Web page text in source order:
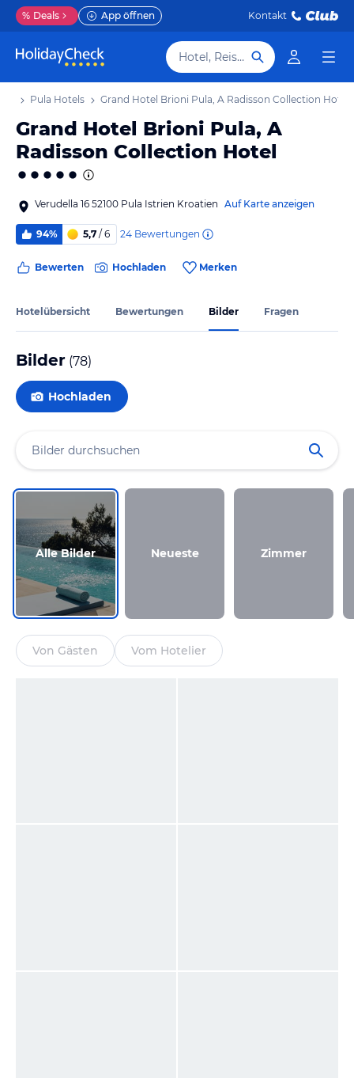
% Deals App öffnen Kontakt
Hotel, Reiseziel
Pula Hotels Grand Hotel Brioni Pula, A Radisson Collection Hotel
Grand Hotel Brioni Pula, A
Radisson Collection Hotel
Verudella 16 52100 Pula Istrien Kroatien Auf Karte anzeigen
94% 5,7 / 6 24 Bewertungen
Bewerten Hochladen Merken
Hotelübersicht Bewertungen Bilder Fragen
Bilder (78)
Hochladen
Alle Bilder Neueste Zimmer
Von Gästen Vom Hotelier